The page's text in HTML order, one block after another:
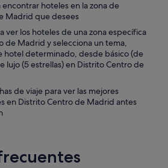
encontrar hoteles en la zona de
Madrid que desees
ver los hoteles de una zona específica
de Madrid y selecciona un tema,
hotel determinado, desde básico (de
lujo (5 estrellas) en Distrito Centro de
de viaje para ver las mejores
en Distrito Centro de Madrid antes